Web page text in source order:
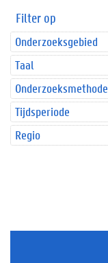
Filter op
Onderzoeksgebied
Taal
Onderzoeksmethode
Tijdsperiode
Regio